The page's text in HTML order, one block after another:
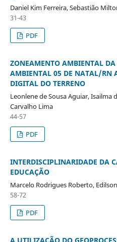
Daniel Kim Ferreira, Sebastião
31-43
PDF
ZONEAMENTO AMBIENTAL DA
AMBIENTAL 05 DE NATAL/RN
DIGITAL DO TERRENO
Leonlene de Sousa Aguiar, Isailma
Carvalho Lima
44-57
PDF
INTERDISCIPLINARIDADE DA
EDUCAÇÃO
Marcelo Rodrigues Roberto,
58-72
PDF